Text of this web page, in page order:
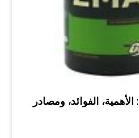
فوائد فيتامين B: الأهمية، الفوائد، ومصادر